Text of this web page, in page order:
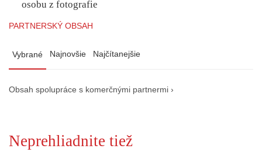
osobu z fotografie
PARTNERSKÝ OBSAH
Vybrané Najnovšie Najčítanejšie
Obsah spolupráce s komerčnými partnermi ›
Neprehliadnite tiež